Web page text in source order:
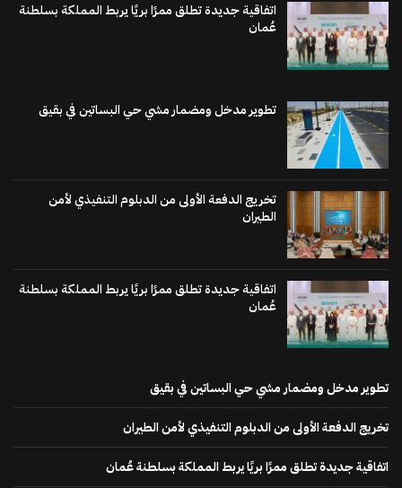
اتفاقية جديدة تطلق ممرًا بريًا يربط المملكة بسلطنة
عُمان
تطوير مدخل ومضمار مشي حي البساتين في بقيق
تخريج الدفعة الأولى من الدبلوم التنفيذي لأمن
الطيران
اتفاقية جديدة تطلق ممرًا بريًا يربط المملكة بسلطنة
عُمان
تطوير مدخل ومضمار مشي حي البساتين في بقيق
تخريج الدفعة الأولى من الدبلوم التنفيذي لأمن الطيران
اتفاقية جديدة تطلق ممرًا بريًا يربط المملكة بسلطنة عُمان